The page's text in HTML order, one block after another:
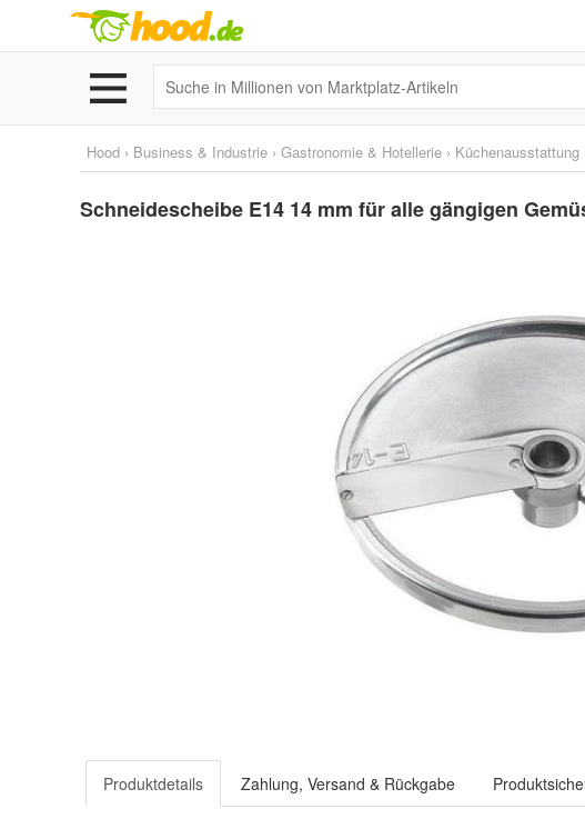
Hood › Business & Industrie › Gastronomie & Hotellerie › Küchenausstattung
Schneidescheibe E14 14 mm für alle gängigen
Produktdetails Zahlung, Versand & Rückgabe